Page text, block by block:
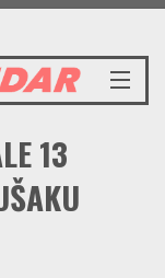
Nedjelja 9.8.2026.
13